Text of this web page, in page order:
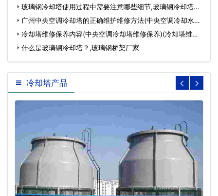
玻璃钢冷却塔使用过程中需要注意哪些细节,玻璃钢冷却塔填
料…广州中央空调冷却塔的正确维护维修方法(中央空调冷却水循
环…冷却塔维修保养内容(中央空调冷却塔维修保养)(冷却塔维修
保…什么是玻璃钢冷却塔？,玻璃钢桥架厂家
冷却塔产品